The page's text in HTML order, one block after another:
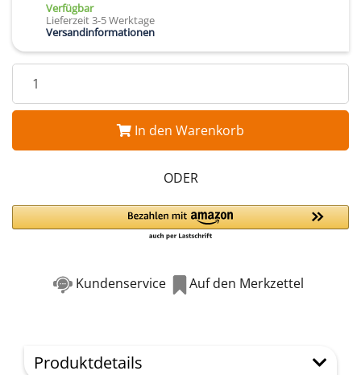
Verfügbar
Lieferzeit 3-5 Werktage
Versandinformationen
In den Warenkorb
ODER
Kundenservice Auf den Merkzettel
Produktdetails